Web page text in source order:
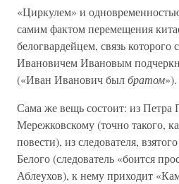
«Циркулем» и
самим фактом перемещения
белогвардейцем, связь которого
Ивановичем Ивановым
(«Иван Иванович былбратом»).
Сама же вещь состоит: из Петра
Мережковскому (точно такого,
повести), из следователя,
Белого (следователь «боится
Аблеухов), к нему приходит